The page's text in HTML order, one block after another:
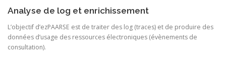
Analyse de log et enrichissement
L’objectif d’ezPAARSE est de traiter des log (traces) et de produire des
données d’usage des ressources électroniques (évènements de
consultation).